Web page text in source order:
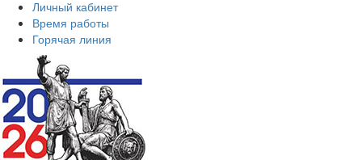
Личный кабинет
Время работы
Горячая линия